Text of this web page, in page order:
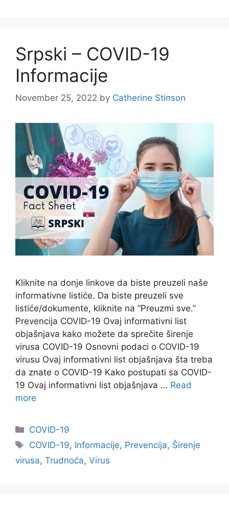
Srpski – COVID-19
Informacije
November 25, 2022 by Catherine Stinson
Kliknite na donje linkove da biste preuzeli naše
informativne listiće. Da biste preuzeli sve
listiće/dokumente, kliknite na “Preuzmi sve.”
Prevencija COVID-19 Ovaj informativni list
objašnjava kako možete da sprečite širenje
virusa COVID-19 Osnovni podaci o COVID-19
virusu Ovaj informativni list objašnjava šta treba
da znate o COVID-19 Kako postupati sa COVID-
19 Ovaj informativni list objašnjava … Read
more
Categories
COVID-19
Tags
COVID-19, Informacije, Prevencija, Širenje
virusa, Trudnoća, Virus